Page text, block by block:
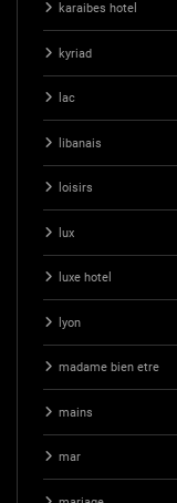
karaibes hotel
kyriad
lac
libanais
loisirs
lux
luxe hotel
lyon
madame bien etre
mains
mar